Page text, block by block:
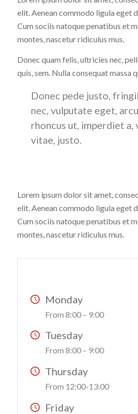
elit. Aenean commodo ligula eget
Cum sociis natoque penatibus et
montes, nascetur ridiculus mus.
Donec quam felis, ultricies nec,
quis, sem. Nulla consequat massa
Donec pede justo,
nec, vulputate eget,
rhoncus ut, imperdiet a,
vitae, justo.
Lorem ipsum dolor sit amet,
elit. Aenean commodo ligula eget
Cum sociis natoque penatibus et
montes, nascetur ridiculus mus.
Monday
From 8:00 – 9:00
Tuesday
From 8:00 – 9:00
Thursday
From 12:00-13:00
Friday